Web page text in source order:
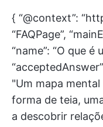
{ “@context”:
“FAQPage”,
“name”: “O que é
"Um mapa
forma de teia,
a descobrir